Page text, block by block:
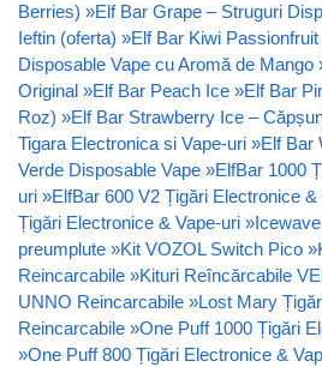
Berries) »Elf Bar Grape – Struguri
Ieftin (oferta) »Elf Bar Kiwi
Disposable Vape cu Aromă de Mango
Original »Elf Bar Peach Ice »Elf Bar
Roz) »Elf Bar Strawberry Ice –
Tigara Electronica si Vape-uri »Elf Bar
Verde Disposable Vape »ElfBar 1000
uri »ElfBar 600 V2 Țigări Electronice &
Țigări Electronice & Vape-uri »
preumplute »Kit VOZOL Switch Pico »
Reincarcabile »Kituri Reîncărcabile
UNNO Reincarcabile »Lost Mary
Reincarcabile »One Puff 1000 Țigări
»One Puff 800 Țigări Electronice &